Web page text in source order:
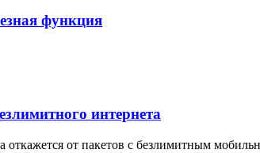
функция
интернета
откажется от пакетов с безлимитным